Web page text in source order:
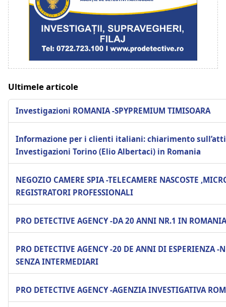
Ultimele articole
Investigazioni ROMANIA -SPYPREMIUM TIMISOARA
Informazione per i clienti italiani: chiarimento
Investigazioni Torino (Elio Albertaci) in Romania
NEGOZIO CAMERE SPIA -TELECAMERE NASCOSTE
REGISTRATORI PROFESSIONALI
PRO DETECTIVE AGENCY -DA 20 ANNI NR.1 IN ROMANIA
PRO DETECTIVE AGENCY -20 DE ANNI DI ESPERIENZA -
SENZA INTERMEDIARI
PRO DETECTIVE AGENCY -AGENZIA INVESTIGATIVA